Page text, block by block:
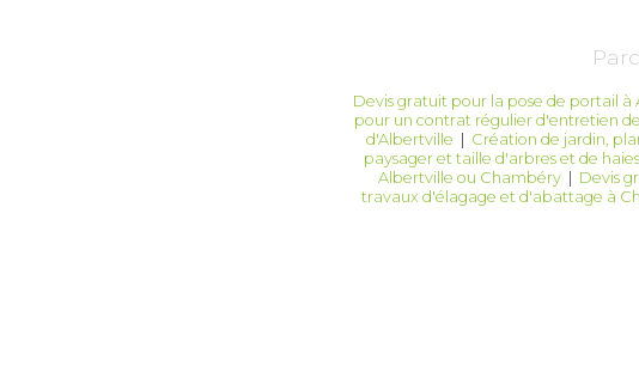
Devis gratuit pour la pose de portail à
pour un contrat régulier d'entretien
d'Albertville
Création de jardin,
paysager et taille d'arbres et de
Albertville ou Chambéry
Devis
travaux d'élagage et d'abattage à